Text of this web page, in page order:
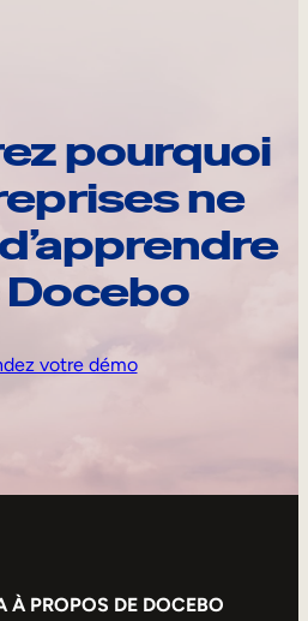
pourquoi
ne
Docebo
votre démo
À PROPOS DE DOCEBO